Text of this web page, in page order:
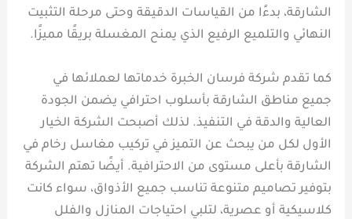
الشارقة، بدءًا من القياسات الدقيقة وحتى مرحلة التثبيت
النهائي والتلميع الرفيع الذي يمنح المغسلة بريقًا مميزًا.
كما تقدم شركة فرسان الخبرة خدماتها لعملائها في
جميع مناطق الشارقة بأسلوب احترافي يضمن الجودة
العالية والدقة في التنفيذ. لذلك أصبحت الشركة الخيار
الأول لكل من يبحث عن التميز في تركيب مغاسل رخام في
الشارقة بأعلى مستوى من الاحترافية. أيضًا تهتم الشركة
بتوفير تصاميم متنوعة تناسب جميع الأذواق، سواء كانت
كلاسيكية أو عصرية، لتلبي احتياجات المنازل والفلل